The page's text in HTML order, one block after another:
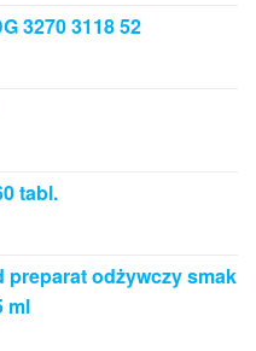
3270 3118 52
tabl.
odżywczy smak
ml